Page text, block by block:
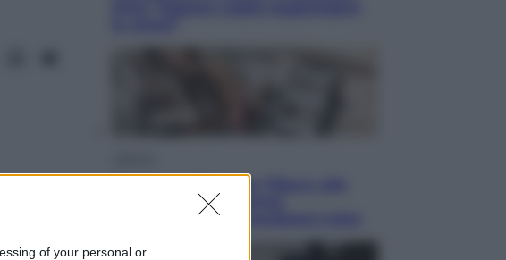
of your personal or
il
tote bag: perché ormai
collezioniamo e rivendiamo tutto